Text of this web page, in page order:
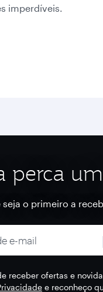
imperdíveis.
perca
seja o primeiro a
e-mail
receber ofertas e
e reconheço